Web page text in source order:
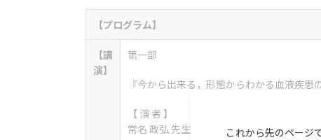
【プログラム】
【講
演】
第一部
『今から出来る，形態からわかる血液疾患
【 演 者 】
常名 政弘 先生（東京大学医学部附属病院
これから先のページ